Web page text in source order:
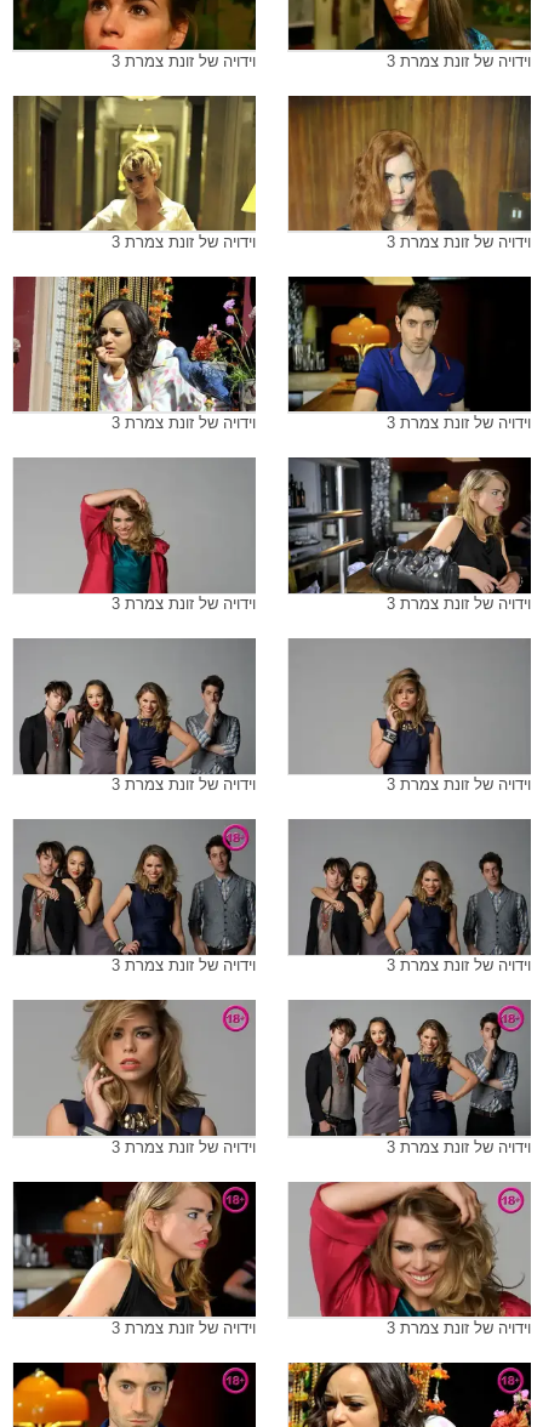
וידויה של זונת צמרת 3 וידויה של זונת צמרת 3
וידויה של זונת צמרת 3 וידויה של זונת צמרת 3
וידויה של זונת צמרת 3 וידויה של זונת צמרת 3
וידויה של זונת צמרת 3 וידויה של זונת צמרת 3
וידויה של זונת צמרת 3 וידויה של זונת צמרת 3
וידויה של זונת צמרת 3 וידויה של זונת צמרת 3
וידויה של זונת צמרת 3 וידויה של זונת צמרת 3
וידויה של זונת צמרת 3 וידויה של זונת צמרת 3